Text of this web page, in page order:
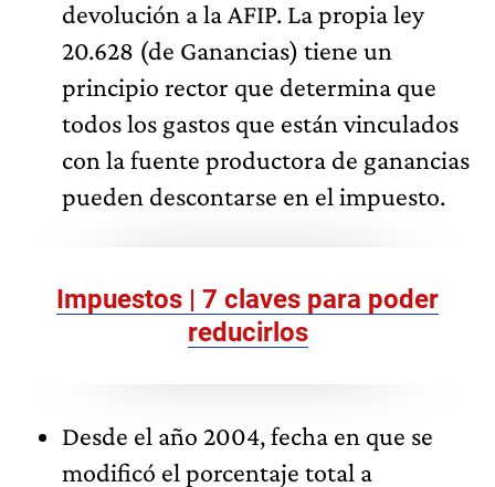
devolución a la AFIP. La propia ley
20.628 (de Ganancias) tiene un
principio rector que determina que
todos los gastos que están vinculados
con la fuente productora de ganancias
pueden descontarse en el impuesto.
Impuestos | 7 claves para poder
reducirlos
Desde el año 2004, fecha en que se
modificó el porcentaje total a